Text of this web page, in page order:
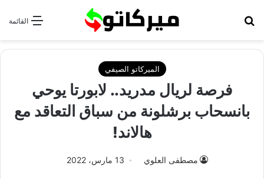
القائمة
الميركاتو الصيفي
فرصة لريال مدريد.. لابورتا يوحي
بانسحاب برشلونة من سباق التعاقد مع
هالاند!
مصطفى العلوي 13 مارس، 2022